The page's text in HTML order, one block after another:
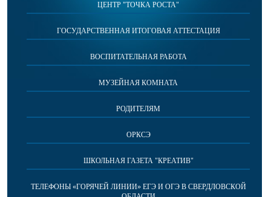
ЦЕНТР "ТОЧКА РОСТА"
ГОСУДАРСТВЕННАЯ ИТОГОВАЯ АТТЕСТАЦИЯ
ВОСПИТАТЕЛЬНАЯ РАБОТА
МУЗЕЙНАЯ КОМНАТА
РОДИТЕЛЯМ
ОРКСЭ
ШКОЛЬНАЯ ГАЗЕТА "КРЕАТИВ"
ТЕЛЕФОНЫ «ГОРЯЧЕЙ ЛИНИИ» ЕГЭ И ОГЭ В СВЕРДЛОВСКОЙ